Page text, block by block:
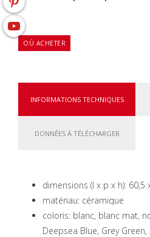
OÙ ACHETER
INFORMATIONS TECHNIQUES
DONNÉES À TÉLÉCHARGER
dimensions (l x p x h): 60,5
matériau: céramique
coloris: blanc, blanc mat,
Deepsea Blue, Grey